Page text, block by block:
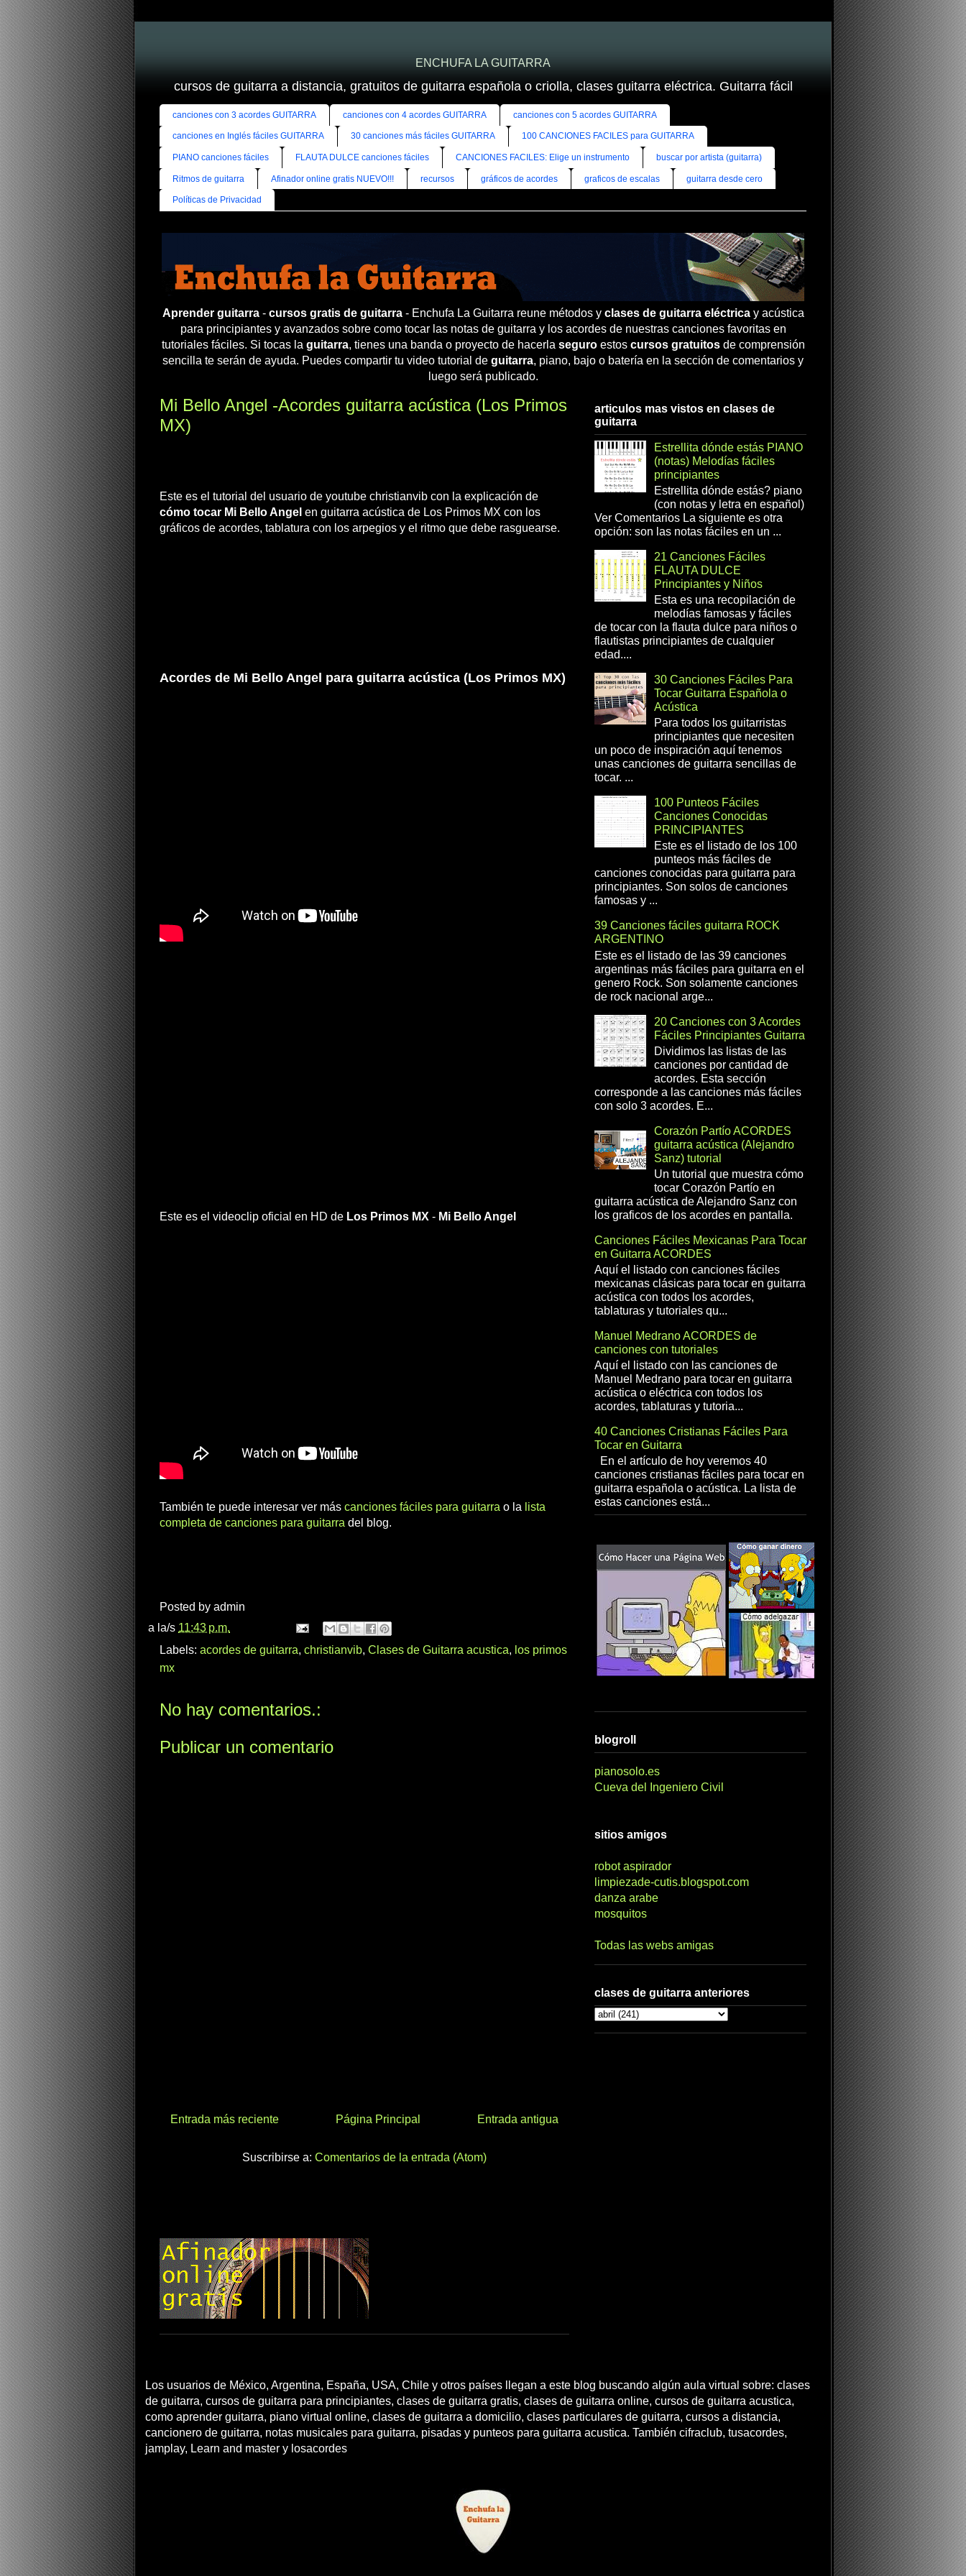
ENCHUFA LA GUITARRA
cursos de guitarra a distancia, gratuitos de guitarra española o criolla, clases guitarra eléctrica. Guitarra fácil
canciones con 3 acordes GUITARRA canciones con 4 acordes GUITARRA canciones con 5 acordes GUITARRA
canciones en Inglés fáciles GUITARRA 30 canciones más fáciles GUITARRA 100 CANCIONES FACILES para GUITARRA
PIANO canciones fáciles FLAUTA DULCE canciones fáciles CANCIONES FACILES: Elige un instrumento buscar por artista (guitarra)
Ritmos de guitarra Afinador online gratis NUEVO!!! recursos gráficos de acordes graficos de escalas guitarra desde cero
Políticas de Privacidad
Aprender guitarra- cursos gratis de guitarra- Enchufa La Guitarra reune métodos y clases de guitarra eléctricay acústica
para principiantes y avanzados sobre como tocar las notas de guitarra y los acordes de nuestras canciones favoritas en
tutoriales fáciles. Si tocas la guitarra, tienes una banda o proyecto de hacerla seguroestos cursos gratuitosde comprensión
sencilla te serán de ayuda. Puedes compartir tu video tutorial de guitarra, piano, bajo o batería en la sección de comentarios y
luego será publicado.
Mi Bello Angel -Acordes guitarra acústica (Los Primos
MX)
Este es el tutorial del usuario de youtube christianvib con la explicación de
cómo tocar Mi Bello Angel en guitarra acústica de Los Primos MX con los
gráficos de acordes, tablatura con los arpegios y el ritmo que debe rasguearse.
Acordes de Mi Bello Angel para guitarra acústica (Los Primos MX)
Este es el videoclip oficial en HD de Los Primos MX - Mi Bello Angel
También te puede interesar ver más canciones fáciles para guitarra o la lista
completa de canciones para guitarra del blog.
Posted by admin
a la/s 11:43 p.m.
Labels: acordes de guitarra, christianvib, Clases de Guitarra acustica, los primos
mx
No hay comentarios.:
Publicar un comentario
Entrada más reciente Entrada antigua
Página Principal
Suscribirse a: Comentarios de la entrada (Atom)
articulos mas vistos en clases de
guitarra
Estrellita dónde estás PIANO
(notas) Melodías fáciles
principiantes
Estrellita dónde estás? piano
(con notas y letra en español)
Ver Comentarios La siguiente es otra
opción: son las notas fáciles en un ...
21 Canciones Fáciles
FLAUTA DULCE
Principiantes y Niños
Esta es una recopilación de
melodías famosas y fáciles
de tocar con la flauta dulce para niños o
flautistas principiantes de cualquier
edad....
30 Canciones Fáciles Para
Tocar Guitarra Española o
Acústica
Para todos los guitarristas
principiantes que necesiten
un poco de inspiración aquí tenemos
unas canciones de guitarra sencillas de
tocar. ...
100 Punteos Fáciles
Canciones Conocidas
PRINCIPIANTES
Este es el listado de los 100
punteos más fáciles de
canciones conocidas para guitarra para
principiantes. Son solos de canciones
famosas y ...
39 Canciones fáciles guitarra ROCK
ARGENTINO
Este es el listado de las 39 canciones
argentinas más fáciles para guitarra en el
genero Rock. Son solamente canciones
de rock nacional arge...
20 Canciones con 3 Acordes
Fáciles Principiantes Guitarra
Dividimos las listas de las
canciones por cantidad de
acordes. Esta sección
corresponde a las canciones más fáciles
con solo 3 acordes. E...
Corazón Partío ACORDES
guitarra acústica (Alejandro
Sanz) tutorial
Un tutorial que muestra cómo
tocar Corazón Partío en
guitarra acústica de Alejandro Sanz con
los graficos de los acordes en pantalla.
Canciones Fáciles Mexicanas Para Tocar
en Guitarra ACORDES
Aquí el listado con canciones fáciles
mexicanas clásicas para tocar en guitarra
acústica con todos los acordes,
tablaturas y tutoriales qu...
Manuel Medrano ACORDES de
canciones con tutoriales
Aquí el listado con las canciones de
Manuel Medrano para tocar en guitarra
acústica o eléctrica con todos los
acordes, tablaturas y tutoria...
40 Canciones Cristianas Fáciles Para
Tocar en Guitarra
En el artículo de hoy veremos 40
canciones cristianas fáciles para tocar en
guitarra española o acústica. La lista de
estas canciones está...
blogroll
pianosolo.es
Cueva del Ingeniero Civil
sitios amigos
robot aspirador
limpiezade-cutis.blogspot.com
danza arabe
mosquitos
Todas las webs amigas
clases de guitarra anteriores
Los usuarios de México, Argentina, España, USA, Chile y otros países llegan a este blog buscando algún aula virtual sobre: clases
de guitarra, cursos de guitarra para principiantes, clases de guitarra gratis, clases de guitarra online, cursos de guitarra acustica,
como aprender guitarra, piano virtual online, clases de guitarra a domicilio, clases particulares de guitarra, cursos a distancia,
cancionero de guitarra, notas musicales para guitarra, pisadas y punteos para guitarra acustica. También cifraclub, tusacordes,
jamplay, Learn and master y losacordes